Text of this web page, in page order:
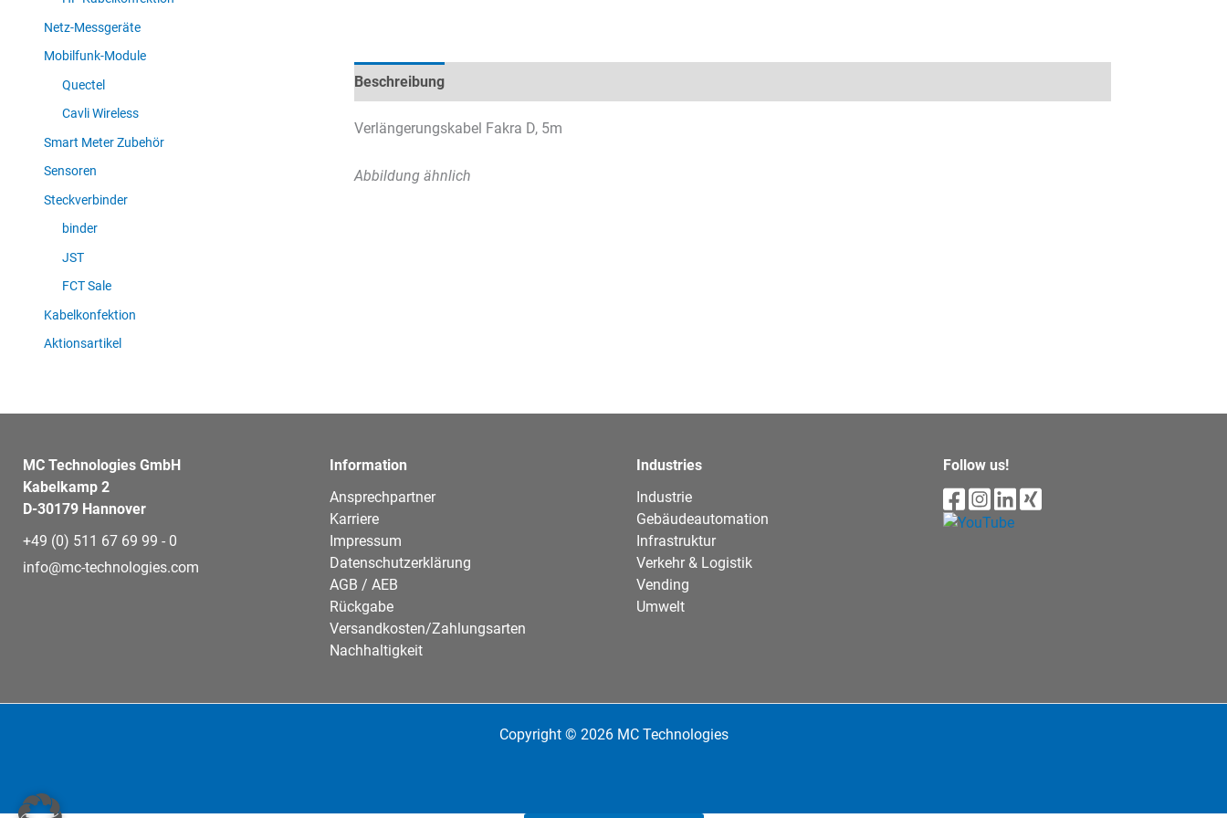
Netz-Messgeräte
Mobilfunk-Module
Quectel
Cavli Wireless
Smart Meter Zubehör
Sensoren
Steckverbinder
binder
JST
FCT Sale
Kabelkonfektion
Aktionsartikel
Beschreibung
Verlängerungskabel Fakra D, 5m
Abbildung ähnlich
MC Technologies GmbH
Kabelkamp 2
D-30179 Hannover
+49 (0) 511 67 69 99 - 0
info@mc-technologies.com
Information
Ansprechpartner
Karriere
Impressum
Datenschutzerklärung
AGB / AEB
Rückgabe
Versandkosten/Zahlungsarten
Nachhaltigkeit
Industries
Industrie
Gebäudeautomation
Infrastruktur
Verkehr & Logistik
Vending
Umwelt
Follow us!
Copyright © 2026 MC Technologies